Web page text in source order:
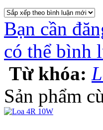
Bạn cần
có thể bình
Từ khóa:
Sản phẩm